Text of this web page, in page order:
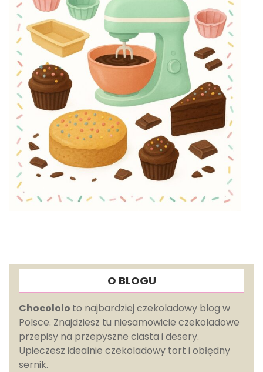
O BLOGU
Chocololo to najbardziej czekoladowy blog w
Polsce. Znajdziesz tu niesamowicie czekoladowe
przepisy na przepyszne ciasta i desery.
Upieczesz idealnie czekoladowy tort i obłędny
sernik.